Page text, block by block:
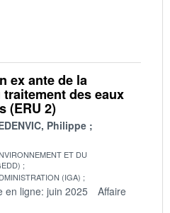
ex ante de la
des eaux
(ERU 2)
Philippe
ET DU
(IGA)
en ligne: juin 2025
Affaire